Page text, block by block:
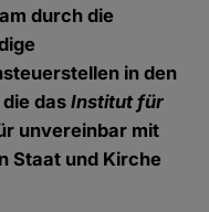
durch die
in den
die dasInstitut für
unvereinbar mit
Staat und Kirche